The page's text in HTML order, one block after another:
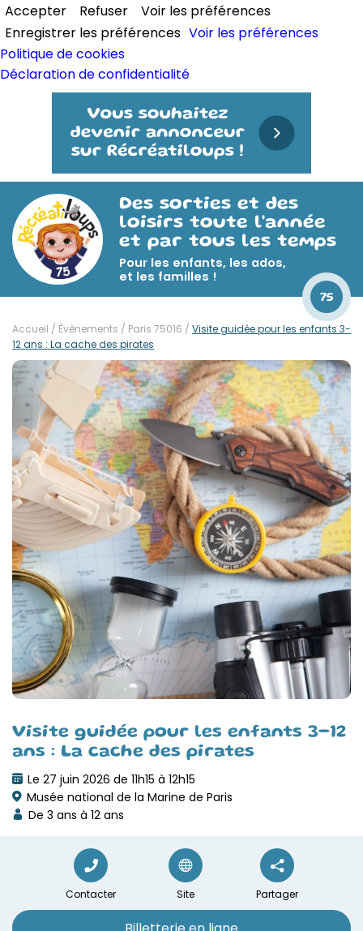
Accepter
Refuser
Voir les préférences
Enregistrer les préférences Voir les préférences
Politique de cookies
Déclaration de confidentialité
Des sorties et des
loisirs toute l'année
et par tous les temps
Pour les enfants, les ados,
et les familles !
75
Visite guidée pour les enfants 3-12
ans : La cache des pirates
Le 27 juin 2026 de 11h15 à 12h15
Musée national de la Marine de Paris
De 3 ans à 12 ans
Accueil / Évènements / Paris 75016 / Visite guidée pour les enfants 3-
12 ans : La cache des pirates
Contacter Site Partager